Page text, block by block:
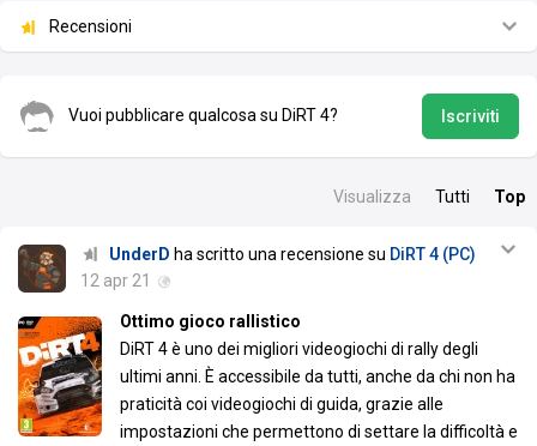
Recensioni
Vuoi pubblicare qualcosa su DiRT 4? Iscriviti
Visualizza Tutti Top
UnderD ha scritto una recensione su DiRT 4 (PC)
12 apr 21
Ottimo gioco rallistico
DiRT 4 è uno dei migliori videogiochi di rally degli
ultimi anni. È accessibile da tutti, anche da chi non ha
praticità coi videogiochi di guida, grazie alle
impostazioni che permettono di settare la difficoltà e